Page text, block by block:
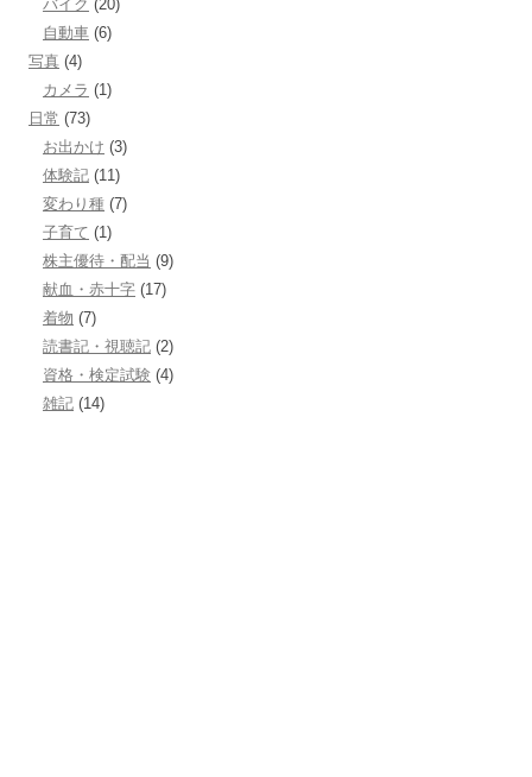
バイク (20)
自動車 (6)
写真 (4)
カメラ (1)
日常 (73)
お出かけ (3)
体験記 (11)
変わり種 (7)
子育て (1)
株主優待・配当 (9)
献血・赤十字 (17)
着物 (7)
読書記・視聴記 (2)
資格・検定試験 (4)
雑記 (14)